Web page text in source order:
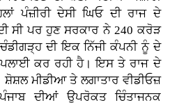
ਪੰਜ਼ੀਰੀ ਦੇਸੀ ਘਿਓ ਦੀ ਰਾਜ ਦੇ
ਸੀ ਪਰ ਹੁਣ ਸਰਕਾਰ ਨੇ 240 ਕਰੋੜ
ਦੀ ਇਕ ਨਿੱਜੀ ਕੰਪਨੀ ਨੂੰ ਦੇ
ਕਰ ਰਹੀ ਹੈ। ਇਸ ਤੇ ਰਾਜ ਦੇ
ਮੀਡੀਆ ਤੇ ਲਗਾਤਾਰ ਵੀਡੀਓਜ਼
ਦੀਆਂ ਉਪਰੋਕਤ ਚਿੰਤਾਜਨਕ